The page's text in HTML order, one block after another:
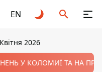
EN
2026
У КОЛОМИЇ ТА НА